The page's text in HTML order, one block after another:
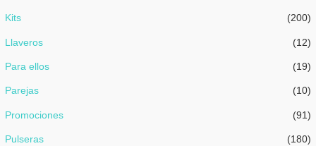
Kits (200)
Llaveros (12)
Para ellos (19)
Parejas (10)
Promociones (91)
Pulseras (180)